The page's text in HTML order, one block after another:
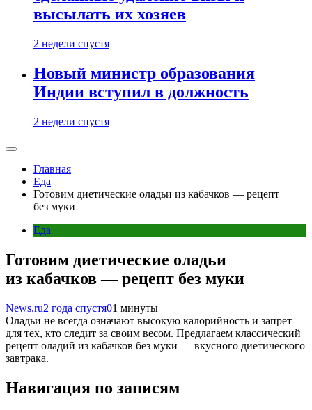
высылать их хозяев
2 недели спустя
Новый министр образования
Индии вступил в должность
2 недели спустя
Главная
Еда
Готовим диетические оладьи из кабачков — рецепт
без муки
Еда
Готовим диетические оладьи
из кабачков — рецепт без муки
News.ru2 года спустя01 минуты
Оладьи не всегда означают высокую калорийность и запрет
для тех, кто следит за своим весом. Предлагаем классический
рецепт оладий из кабачков без муки — вкусного диетического
завтрака.
Навигация по записям